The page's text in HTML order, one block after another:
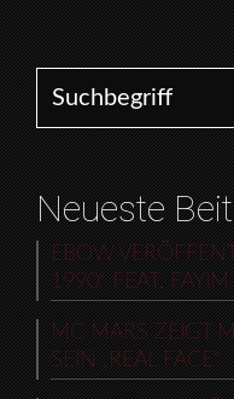
Search for:
Neueste
EBOW
1990“ FEAT. FAYIM
MC MARS ZEIGT
SEIN „REAL FACE“